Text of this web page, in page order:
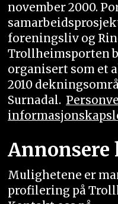
november 2000.
foreningsliv og
Trollheimsporten
organisert som et
2010
Surnadal.
Annonsere
Mulighetene er
profilering på